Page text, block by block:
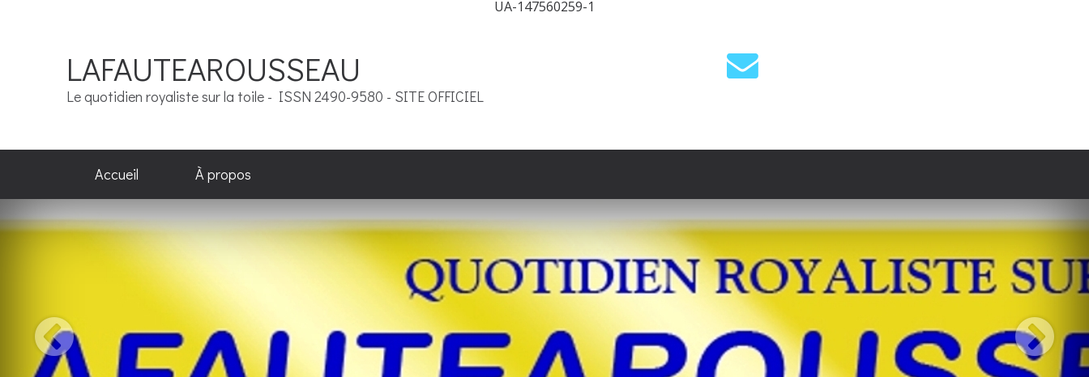
UA-147560259-1
LAFAUTEAROUSSEAU
Le quotidien royaliste sur la toile - ISSN 2490-9580 - SITE OFFICIEL
Accueil À propos